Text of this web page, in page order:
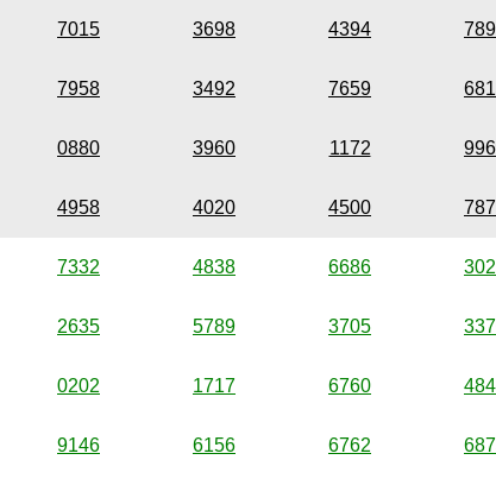
7015 3698 4394
7958 3492 7659
0880 3960 1172
4958 4020 4500
7332 4838 6686
2635 5789 3705
0202 1717 6760
9146 6156 6762